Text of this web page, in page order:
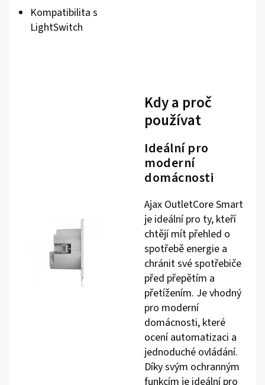
Kompatibilita s
LightSwitch
Kdy a proč
používat
Ideální pro
moderní
domácnosti
Ajax OutletCore Smart
je ideální pro ty, kteří
chtějí mít přehled o
spotřebě energie a
chránit své spotřebiče
před přepětím a
přetížením. Je vhodný
pro moderní
domácnosti, které
ocení automatizaci a
jednoduché ovládání.
Díky svým ochranným
funkcím je ideální pro